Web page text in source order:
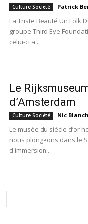
Culture Société Patrick
La Triste Beauté Un Folk
groupe Third Eye
celui-ci a...
Le
d’Amsterdam
Culture Société Nic
Le musée du siècle d’or
nous plongeons dans le
d'immersion...